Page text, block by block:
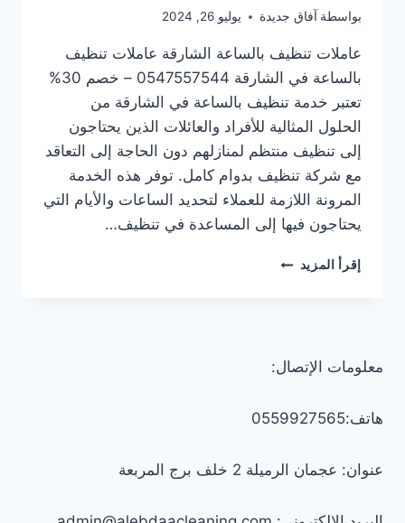
بواسطة آفاق جديدة يوليو 26, 2024
عاملات تنظيف بالساعة الشارقة عاملات تنظيف
بالساعة في الشارقة 0547557544 – خصم 30%
تعتبر خدمة تنظيف بالساعة في الشارقة من
الحلول المثالية للأفراد والعائلات الذين يحتاجون
إلى تنظيف منتظم لمنازلهم دون الحاجة إلى التعاقد
مع شركة تنظيف بدوام كامل. توفر هذه الخدمة
المرونة اللازمة للعملاء لتحديد الساعات والأيام التي
يحتاجون فيها إلى المساعدة في تنظيف…
إقرأ المزيد عاملات
–
30%
معلومات الإتصال:
هاتف:0559927565
عنوان: عجمان الرميلة 2 خلف برج المربعة